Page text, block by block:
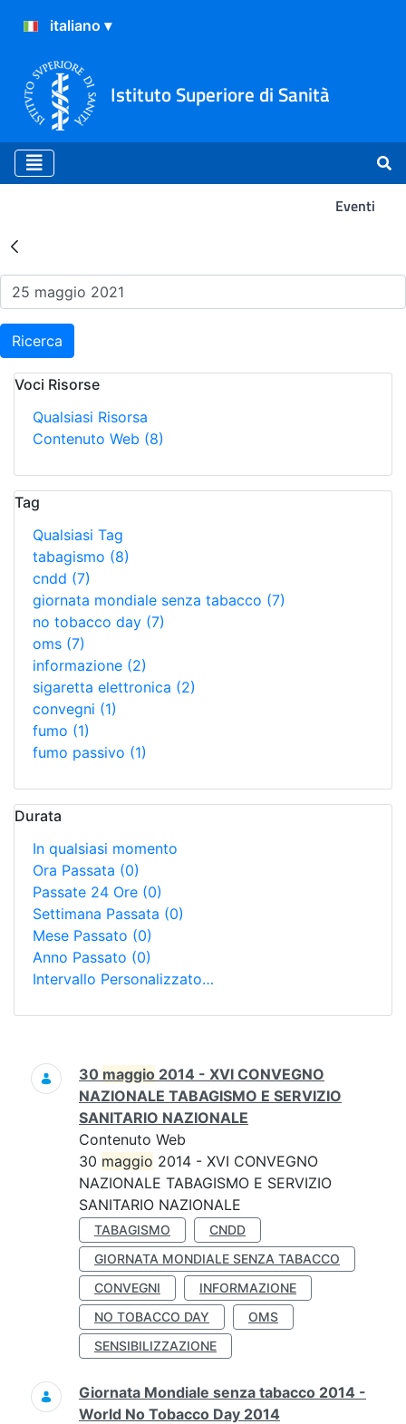
Istituto Superiore di Sanità
Eventi
Risultati della Ricerca -
Ricerca
Voci Risorse
Qualsiasi Risorsa
Contenuto Web (8)
Tag
Qualsiasi Tag
tabagismo (8)
cndd (7)
giornata mondiale senza tabacco (7)
no tobacco day (7)
oms (7)
informazione (2)
sigaretta elettronica (2)
convegni (1)
fumo (1)
fumo passivo (1)
Durata
In qualsiasi momento
Ora Passata (0)
Passate 24 Ore (0)
Settimana Passata (0)
Mese Passato (0)
Anno Passato (0)
Intervallo Personalizzato…
Ricerca
30 maggio 2014 - XVI CONVEGNO
NAZIONALE TABAGISMO E SERVIZIO
SANITARIO NAZIONALE
Contenuto Web
30 maggio 2014 - XVI CONVEGNO
NAZIONALE TABAGISMO E SERVIZIO
SANITARIO NAZIONALE
TABAGISMO
CNDD
GIORNATA MONDIALE SENZA TABACCO
CONVEGNI
INFORMAZIONE
NO TOBACCO DAY
OMS
SENSIBILIZZAZIONE
Giornata Mondiale senza tabacco 2014 -
World No Tobacco Day 2014